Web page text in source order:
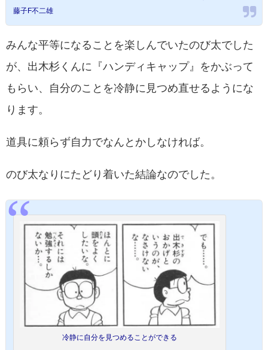
藤子F不二雄
みんな平等になることを楽しんでいたのび太でした
が、出木杉くんに『ハンディキャップ』をかぶって
もらい、自分のことを冷静に見つめ直せるようにな
ります。
道具に頼らず自力でなんとかしなければ。
のび太なりにたどり着いた結論なのでした。
冷静に自分を見つめることができる